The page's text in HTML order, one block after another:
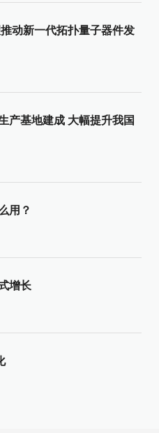
动新一代拓扑量子器件发
产基地建成 大幅提升我国
用？
增长